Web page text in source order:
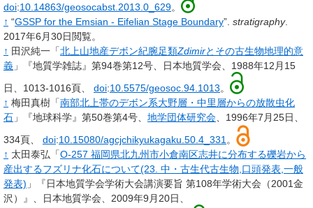
doi:10.14863/geosocabst.2013.0_629。
↑ “GSSP for the Emsian - Eifelian Stage Boundary”. stratigraphy.
2017年6月30日閲覧。
↑ 田沢純一「北上山地産デボン紀腕足類Zdimirとその古生物地理的意
義 」『地質学雑誌』第94巻第12号、日本地質学会、1988年12月15
日、1013-1016頁、 doi:10.5575/geosoc.94.1013。
↑ 梅田真樹「南部北上帯のデボン系大野層・中里層からの放散虫化
石 」『地球科学』第50巻第4号、 地学団体研究会 、1996年7月25日、
334頁、 doi:10.15080/agcjchikyukagaku.50.4_331 。
↑ 太田泰弘「O-257 福岡県北九州市小倉南区志井に分布する礫岩から
産出するフズリナ化石について(23. 中・古生代古生物,口頭発表,一般
発表) 」『日本地質学会学術大会講演要旨 第108年学術大会（2001金
沢）』、日本地質学会、2009年9月20日、